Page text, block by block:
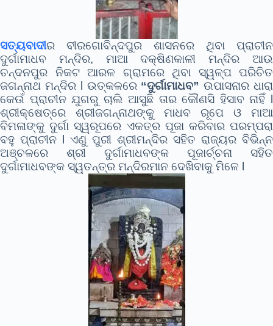
ସତ୍ୟବାଦୀର ବୀରଗୋବିନ୍ଦପୁର ଶାସନରେ ଥିବା ପ୍ରାଚୀନ
ଦୁର୍ଗାମାଧବ ମନ୍ଦିର, ମାଆ ଦକ୍ଷିଣକାଳୀ ମନ୍ଦିର ଆଉ
ଚନ୍ଦନପୁର ନିକଟ ଆରଳ ଗ୍ରାମରେ ଥିବା ସ୍ୱଳ୍ପ ପରିଚିତ
ଜଗନ୍ନାଥ ମନ୍ଦିର l ଉତ୍କଳରେ “ଦୁର୍ଗାମାଧବ” ଉପାସନାର ଧାରା
କେଉଁ ପ୍ରାଚୀନ ଯୁଗରୁ ଚାଲି ଆସୁଛି ତାର କୌଣସି ହିସାବ ନାହିଁ l
ଶ୍ରୀକ୍ଷେତ୍ରେ ଶ୍ରୀଜଗନ୍ନାଥଙ୍କୁ ମାଧବ ରୂପେ ଓ ମାଆ
ବିମଳାଙ୍କୁ ଦୁର୍ଗା ସ୍ୱରୂପରେ ଏକତ୍ର ପୂଜା କରିବାର ପରମ୍ପରା
ବହୁ ପ୍ରାଚୀନ l ଏଣୁ ପୁରୀ ଶ୍ରୀମନ୍ଦିର ସହିତ ରାଜ୍ୟର ବିଭିନ୍ନ
ଅଞ୍ଚଳରେ ଶ୍ରୀ ଦୁର୍ଗାମାଧବଙ୍କ ପୂଜାର୍ଚ୍ଚନା ସହିତ
ଦୁର୍ଗାମାଧବଙ୍କ ସ୍ୱତନ୍ତ୍ର ମନ୍ଦିରମାନ ଦେଖିବାକୁ ମିଳେ l